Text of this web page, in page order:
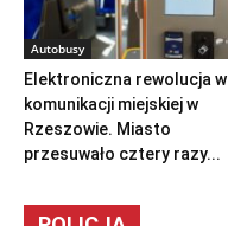
Autobusy
Elektroniczna rewolucja w
komunikacji miejskiej w
Rzeszowie. Miasto
przesuwało cztery razy...